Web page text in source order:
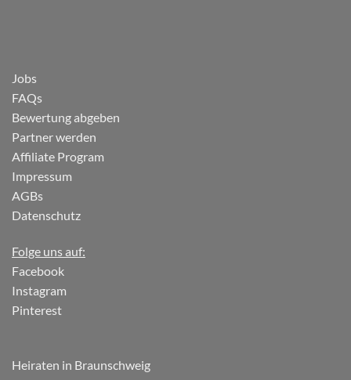
Jobs
FAQs
Bewertung abgeben
Partner werden
Affiliate Program
Impressum
AGBs
Datenschutz
Folge uns auf:
Facebook
Instagram
Pinterest
Heiraten in Braunschweig